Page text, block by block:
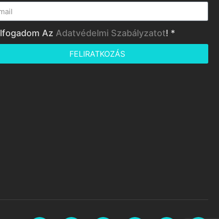
Az Adatvédelmi Szabályzatot! *
FELIRATKOZÁS